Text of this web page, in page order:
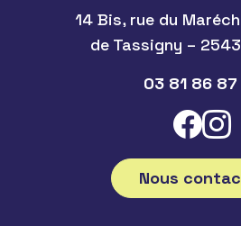
14 Bis, rue du
de Tassigny –
03 81 86 87
Nous